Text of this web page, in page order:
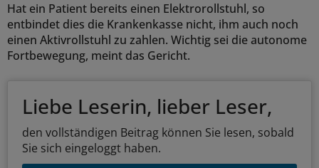
Hat ein Patient bereits einen Elektrorollstuhl, so
entbindet dies die Krankenkasse nicht, ihm auch noch
einen Aktivrollstuhl zu zahlen. Wichtig sei die autonome
Fortbewegung, meint das Gericht.
Liebe Leserin, lieber Leser,
den vollständigen Beitrag können Sie lesen, sobald
Sie sich eingeloggt haben.